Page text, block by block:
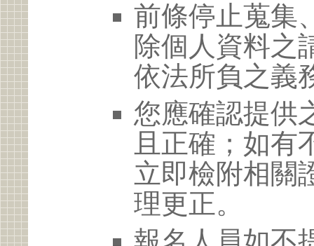
前條停止蒐集
除個人資料之
依法所負之義
您應確認提供
且正確；如有
立即檢附相關
理更正。